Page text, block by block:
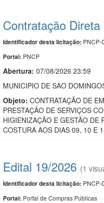
Contratação
Identificador desta licitação: PNCP-
Portal: PNCP
Abertura: 07/08/2026 23:59
MUNICIPIO DE SAO
Objeto: CONTRATAÇÃO DE
PRESTAÇÃO DE SERVIÇOS
HIGIENIZAÇÃO E GESTÃO DE
COSTURA AOS DIAS 09, 10 E
Edital 19/2026 (1
Identificador desta licitação: PNCP-
Portal: Portal de Compras Públicas